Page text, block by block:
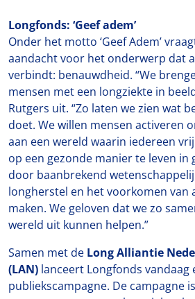
Longfonds: ‘Geef adem’
Onder het motto ‘Geef Adem’
aandacht voor het onderwerp dat
verbindt: benauwdheid. “We
mensen met een longziekte in
Rutgers uit. “Zo laten we zien wat
doet. We willen mensen activeren
aan een wereld waarin iedereen
op een gezonde manier te leven in
door baanbrekend
longherstel en het voorkomen van
maken. We geloven dat we zo
wereld uit kunnen helpen.”
Samen met de Long Alliantie
(LAN) lanceert Longfonds vandaag
publiekscampagne. De campagne